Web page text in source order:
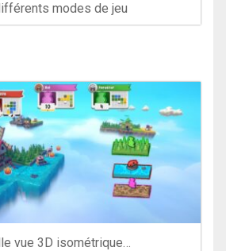
modes de jeu
vue 3D isométrique…